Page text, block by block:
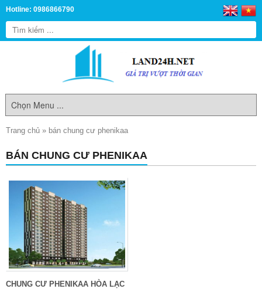
Hotline: 0986866790
Trang chủ » bán chung cư phenikaa
BÁN CHUNG CƯ PHENIKAA
CHUNG CƯ PHENIKAA HÒA LẠC